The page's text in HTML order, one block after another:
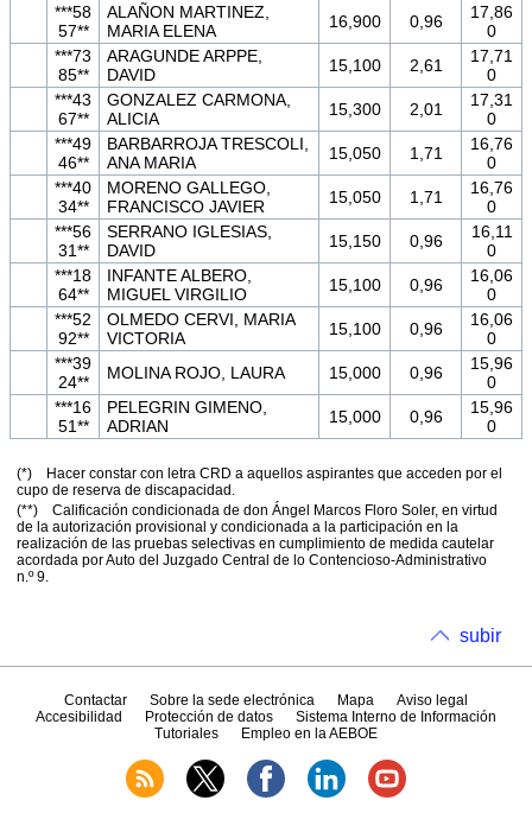
***58
57**
ALAÑON MARTINEZ,
MARIA ELENA
16,900 0,96
17,86
0
***73
85**
ARAGUNDE ARPPE,
DAVID
15,100 2,61
17,71
0
***43
67**
GONZALEZ CARMONA,
ALICIA
15,300 2,01
17,31
0
***49
46**
BARBARROJA TRESCOLI,
ANA MARIA
15,050 1,71
16,76
0
***40
34**
MORENO GALLEGO,
FRANCISCO JAVIER
15,050 1,71
16,76
0
***56
31**
SERRANO IGLESIAS,
DAVID
15,150 0,96
16,11
0
***18
64**
INFANTE ALBERO,
MIGUEL VIRGILIO
15,100 0,96
16,06
0
***52
92**
OLMEDO CERVI, MARIA
VICTORIA
15,100 0,96
16,06
0
***39
24**
MOLINA ROJO, LAURA 15,000 0,96
15,96
0
***16
51**
PELEGRIN GIMENO,
ADRIAN
15,000 0,96
15,96
0
(*) Hacer constar con letra CRD a aquellos aspirantes que acceden por el
cupo de reserva de discapacidad.
(**) Calificación condicionada de don Ángel Marcos Floro Soler, en virtud
de la autorización provisional y condicionada a la participación en la
realización de las pruebas selectivas en cumplimiento de medida cautelar
acordada por Auto del Juzgado Central de lo Contencioso-Administrativo
n.º 9.
subir
Contactar Sobre la sede electrónica Mapa
Aviso legal
Accesibilidad
Protección de datos
Sistema Interno de Información
Tutoriales
Empleo en la AEBOE